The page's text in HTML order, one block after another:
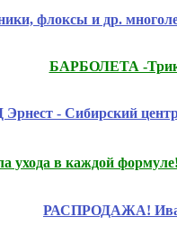
флоксы и др.
БАРБОЛЕТА -
Эрнест - Сибирский
ухода в каждой
РАСПРОДАЖА!